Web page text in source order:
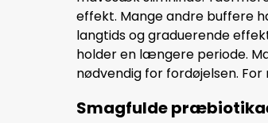
effekt. Mange andre buffere
langtids og graduerende
holder en længere periode.
nødvendig for fordøjelsen.
Smagfulde